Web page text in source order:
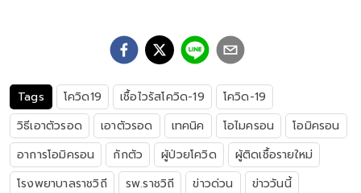
Tags โควิด19 เชื้อไวรัสโควิด-19
โควิด-19
วิธีเอาตัวรอด
เอาตัวรอด เทคนิค โอไมครอน
โอมิครอน
อาการโอมิครอน
กักตัว ผู้ป่วยโควิด
ผู้ติดเชื้อรายใหม่
โรงพยาบาลราชวิถี
รพ.ราชวิถี ข่าวด่วน
ข่าววันนี้